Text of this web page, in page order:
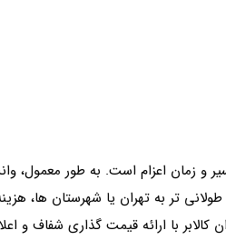
و زمان اعزام است. به طور معمول،
تر به تهران یا شهرستان ها،
با ارائه قیمت گذاری شفاف و